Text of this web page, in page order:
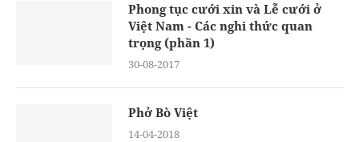
Phong tục cưới xin và Lễ cưới ở
Việt Nam - Các nghi thức quan
trọng (phần 1)
30-08-2017
Phở Bò Việt
14-04-2018